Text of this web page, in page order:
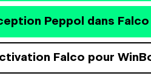
Peppol dans Falco
Falco pour